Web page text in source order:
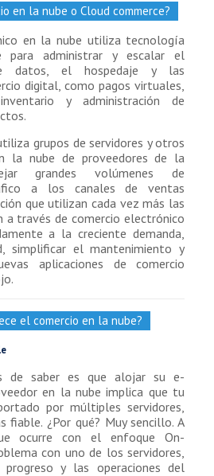
en la nube o Cloud commerce?
en la nube utiliza tecnología
para administrar y escalar el
datos, el hospedaje y las
digital, como pagos virtuales,
y administración de
grupos de servidores y otros
la nube de proveedores de la
grandes volúmenes de
a los canales de ventas
que utilizan cada vez más las
a través de comercio electrónico
a la creciente demanda,
simplificar el mantenimiento y
aplicaciones de comercio
el comercio en la nube?
de saber es que alojar su e-
en la nube implica que tu
por múltiples servidores,
fiable. ¿Por qué? Muy sencillo. A
ocurre con el enfoque On-
con uno de los servidores,
y las operaciones del